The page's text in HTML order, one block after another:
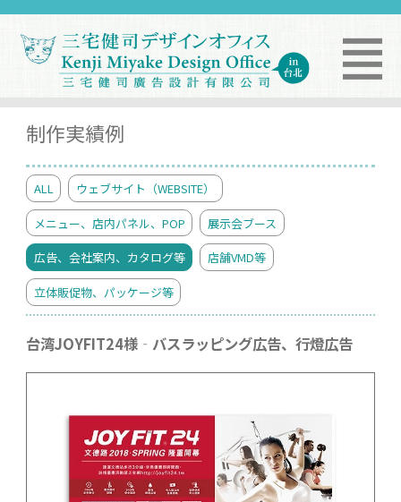
制作実績例
ALL ウェブサイト（WEBSITE）
メニュー、店内パネル、POP 展示会ブース
広告、会社案内、カタログ等 店舗VMD等
立体販促物、パッケージ等
台湾JOYFIT24様‐バスラッピング広告、行燈広告